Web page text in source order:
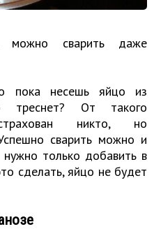
можно сварить даже
пока несешь яйцо из
треснет? От такого
никто, но
сварить можно и
только добавить в
сделать, яйцо не будет